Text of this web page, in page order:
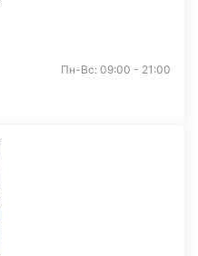
Пн-Вс: 09:00 - 21:00